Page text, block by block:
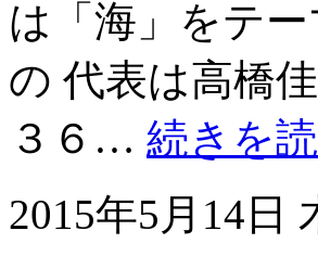
は「海」をテ
の 代表は高橋
３６… 続きを
2015年5月14日